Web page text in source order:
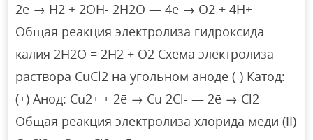
2ē → Н2 + 2ОН- 2Н2О — 4ē → О2 + 4Н+
Общая реакция электролиза гидроксида
калия 2Н2О = 2Н2 + O2 Схема электролиза
раствора CuCl2 на угольном аноде (-) Катод:
(+) Анод: Cu2+ + 2ē → Cu 2Cl- — 2ē → Cl2
Общая реакция электролиза хлорида меди (II)